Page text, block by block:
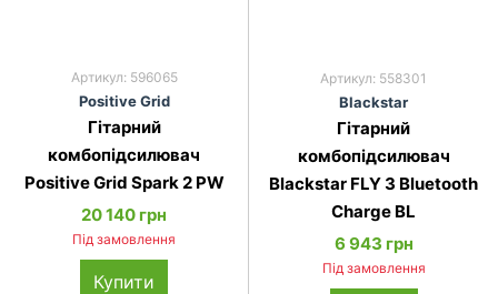
Артикул: 596065
Pos­it­ive Grid
Гітарний
комбопідсилювач
Positive Grid Spark 2 PW
20 140 грн
Під замовлення
Купити
Артикул: 558301
Black­star
Гітарний
комбопідсилювач
Blackstar FLY 3 Bluetooth
Charge BL
6 943 грн
Під замовлення